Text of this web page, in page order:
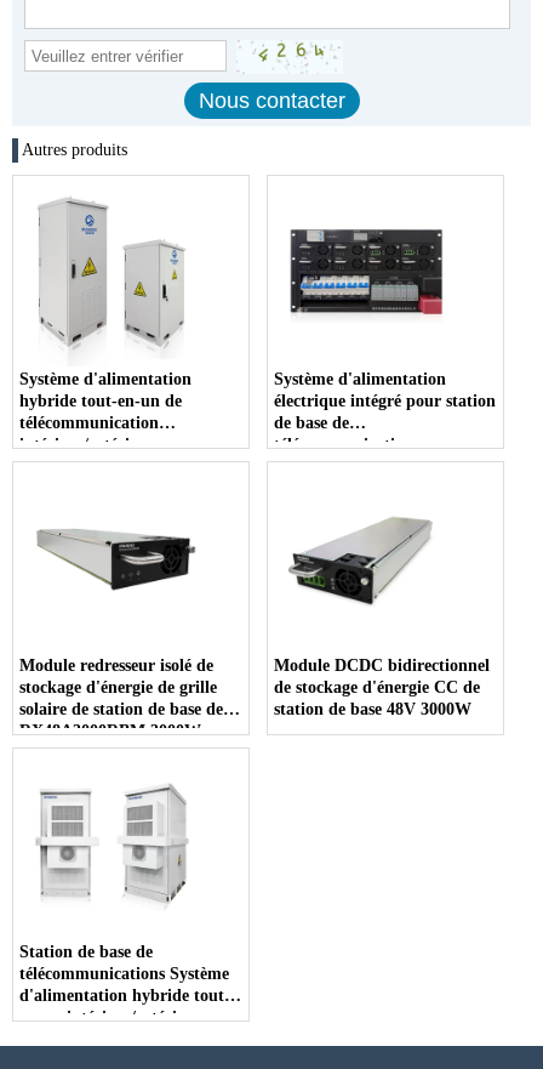
Autres produits
Système d'alimentation
hybride tout-en-un de
télécommunication
intérieur/extérieur
Système d'alimentation
électrique intégré pour station
de base de
télécommunications
Module redresseur isolé de
stockage d'énergie de grille
solaire de station de base de
RX48A3000RBM 3000W
Module DCDC bidirectionnel
de stockage d'énergie CC de
station de base 48V 3000W
Station de base de
télécommunications Système
d'alimentation hybride tout-
en-un intérieur/extérieur